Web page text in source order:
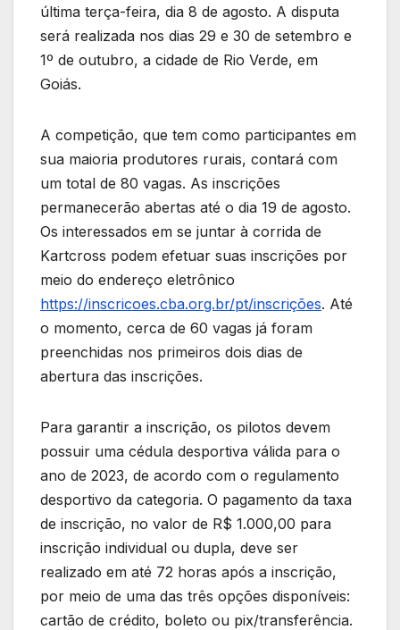
k
última terça-feira, dia 8 de agosto. A disputa
será realizada nos dias 29 e 30 de setembro e
1º de outubro, a cidade de Rio Verde, em
Goiás.
A competição, que tem como participantes em
sua maioria produtores rurais, contará com
um total de 80 vagas. As inscrições
permanecerão abertas até o dia 19 de agosto.
Os interessados em se juntar à corrida de
Kartcross podem efetuar suas inscrições por
meio do endereço eletrônico
https://inscricoes.cba.org.br/pt/inscrições. Até
o momento, cerca de 60 vagas já foram
preenchidas nos primeiros dois dias de
abertura das inscrições.
Para garantir a inscrição, os pilotos devem
possuir uma cédula desportiva válida para o
ano de 2023, de acordo com o regulamento
desportivo da categoria. O pagamento da taxa
de inscrição, no valor de R$ 1.000,00 para
inscrição individual ou dupla, deve ser
realizado em até 72 horas após a inscrição,
por meio de uma das três opções disponíveis:
cartão de crédito, boleto ou pix/transferência.